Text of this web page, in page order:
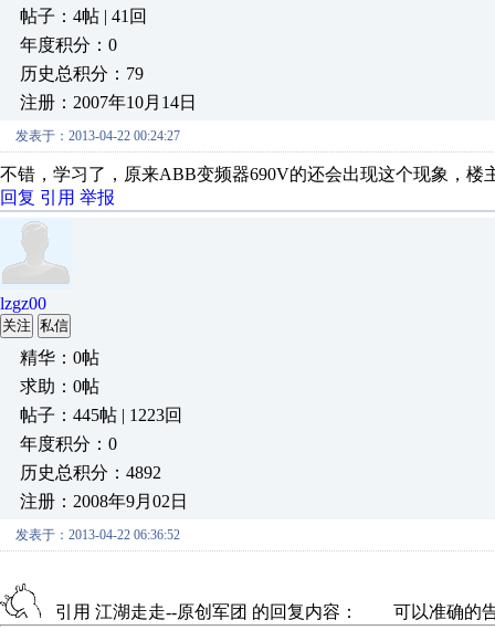
帖子：4帖 | 41回
年度积分：0
历史总积分：79
注册：2007年10月14日
发表于：2013-04-22 00:24:27
不错，学习了，原来ABB变频器690V的还会出现这个现象，
回复 引用 举报
lzgz00
关注 私信
精华：0帖
求助：0帖
帖子：445帖 | 1223回
年度积分：0
历史总积分：4892
注册：2008年9月02日
发表于：2013-04-22 06:36:52
引用 江湖走走--原创军团 的回复内容： 可以准确的